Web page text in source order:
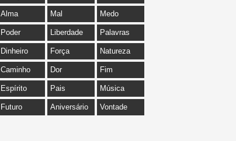
Alma Mal Medo
Poder Liberdade Palavras
Dinheiro Força Natureza
Caminho Dor Fim
Espírito Pais Música
Futuro Aniversário Vontade